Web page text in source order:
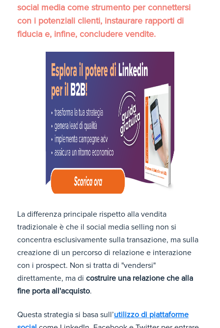
social media come strumento per connettersi
con i potenziali clienti, instaurare rapporti di
fiducia e, infine, concludere vendite.
La differenza principale rispetto alla vendita
tradizionale è che il social media selling non si
concentra esclusivamente sulla transazione, ma sulla
creazione di un percorso di relazione e interazione
con i prospect. Non si tratta di "vendersi"
direttamente, ma di costruire una relazione che alla
fine porta all'acquisto.
Questa strategia si basa sull’utilizzo di piattaforme